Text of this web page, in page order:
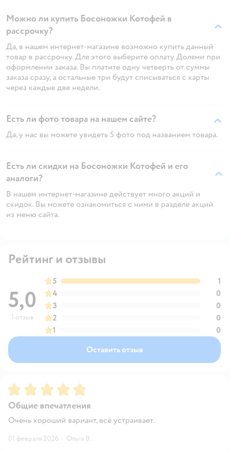
Можно ли купить Босоножки Котофей в
рассрочку?
Да, в нашем интернет-магазине возможно купить данный
товар в рассрочку. Для этого выберите оплату Долями при
оформлении заказа. Вы платите одну четверть от суммы
заказа сразу, а остальные три будут списываться с карты
через каждые две недели.
Есть ли фото товара на нашем сайте?
Да, у нас вы можете увидеть 5 фото под названием товара.
Есть ли скидки на Босоножки Котофей и его
аналоги?
В нашем интернет-магазине действует много акций и
скидок. Вы можете ознакомиться с ними в разделе акций
из меню сайта.
Рейтинг и отзывы
5,0
1 отзыв
5
1
4
0
3
0
2
0
1
0
Оставить отзыв
Рейтинг:5
Общие впечатления
Очень хороший вариант, всё устраивает.
01 февраля 2026 · Ольга В.